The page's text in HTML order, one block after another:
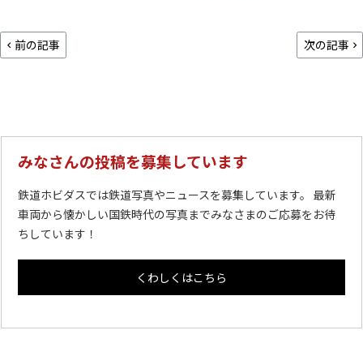
前の記事 次の記事
みなさんの投稿を募集しています
鉄道ホビダスでは鉄道写真やニュースを募集しています。 最新
車両から懐かしい国鉄時代の写真までみなさまのご応募をお待
ちしています！
くわしくはこちら